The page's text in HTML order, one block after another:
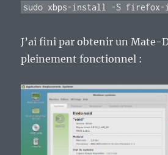
sudo xbps-install -S firefox-
J’ai fini par obtenir un Mate-
pleinement fonctionnel :